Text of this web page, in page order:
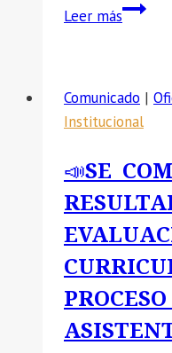
Leer másOFICIO
2025-
GRA/GG-
DRE-
Comunicado |
Institucional
📣SE